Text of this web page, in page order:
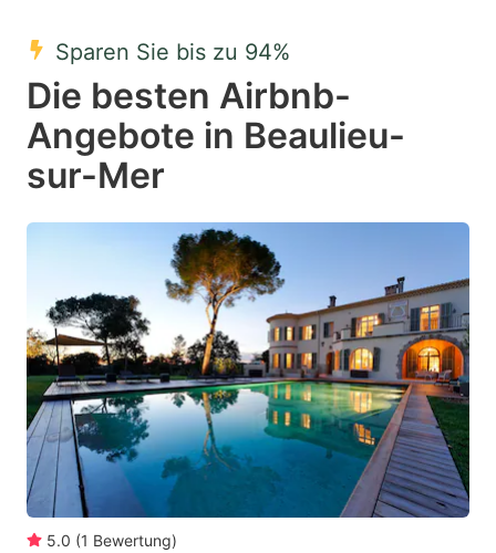
key
to
get
the
keyboard
shortcuts
changing
dates.
to
get
the
shortcuts
changing
dates.
Sparen Sie bis zu 94%
Die besten Airbnb-
Angebote in Beaulieu-
sur-Mer
5.0 (1 Bewertung)